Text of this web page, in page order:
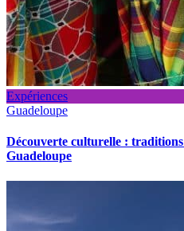
Expériences
Guadeloupe
Découverte culturelle : traditions
Guadeloupe